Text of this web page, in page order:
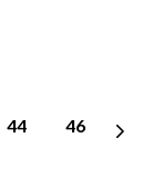
44 46